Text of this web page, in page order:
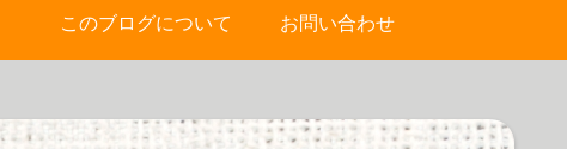
このブログについて お問い合わせ